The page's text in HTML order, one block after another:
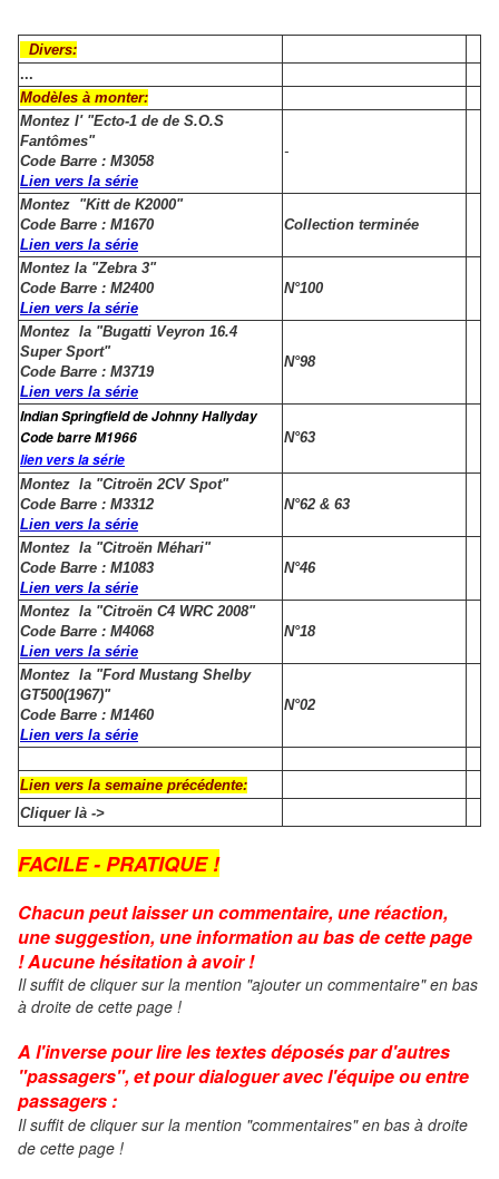
Divers:
...
Modèles à monter:
Montez l' "Ecto-1 de de S.O.S
Fantômes"
Code Barre : M3058
Lien vers la série
-
Montez "Kitt de K2000"
Code Barre : M1670
Lien vers la série
Collection terminée
Montez la "Zebra 3"
Code Barre : M2400
Lien vers la série
N°100
Montez la "Bugatti Veyron 16.4
Super Sport"
Code Barre : M3719
Lien vers la série
N°98
Indian Springfield de Johnny Hallyday
Code barre M1966
lien vers la série
N°63
Montez la "Citroën 2CV Spot"
Code Barre : M3312
Lien vers la série
N°62 & 63
Montez la "Citroën Méhari"
Code Barre : M1083
Lien vers la série
N°46
Montez la "Citroën C4 WRC 2008"
Code Barre : M4068
Lien vers la série
N°18
Montez la "Ford Mustang Shelby
GT500(1967)"
Code Barre : M1460
Lien vers la série
N°02
Lien vers la semaine précédente:
Cliquer là ->
FACILE - PRATIQUE !
Chacun peut laisser un commentaire, une réaction,
une suggestion, une information au bas de cette page
! Aucune hésitation à avoir !
Il suffit de cliquer sur la mention "ajouter un commentaire" en bas
à droite de cette page !
A l'inverse pour lire les textes déposés par d'autres
"passagers", et pour dialoguer avec l'équipe ou entre
passagers :
Il suffit de cliquer sur la mention "commentaires" en bas à droite
de cette page !